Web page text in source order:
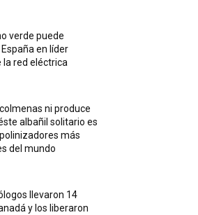
verde puede
en líder
la red eléctrica
ni produce
albañil solitario es
más
del mundo
llevaron 14
y los liberaron